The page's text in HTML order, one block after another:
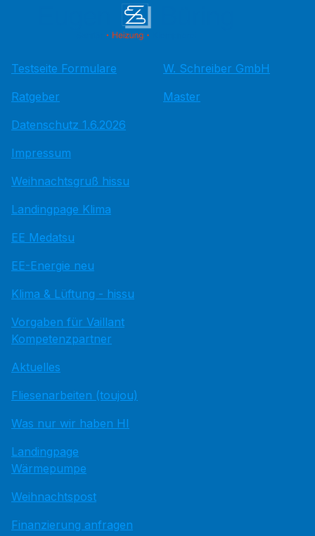
Testseite Formulare
Ratgeber
Datenschutz 1.6.2026
Impressum
Weihnachtsgruß hissu
Landingpage Klima
EE Medatsu
EE-Energie neu
Klima & Lüftung - hissu
Vorgaben für Vaillant
Kompetenzpartner
Aktuelles
Fliesenarbeiten (toujou)
Was nur wir haben HI
Landingpage
Wärmepumpe
Weihnachtspost
Finanzierung anfragen
W. Schreiber GmbH
Master